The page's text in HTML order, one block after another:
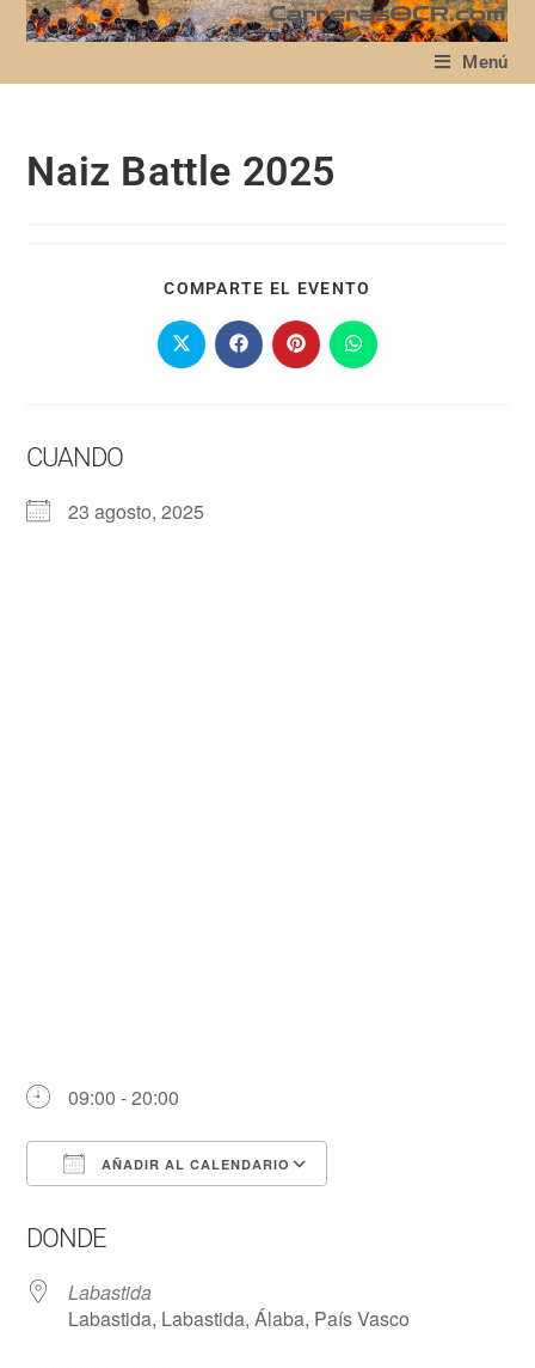
Menú
Naiz Battle 2025
COMPARTE EL EVENTO
CUANDO
23 agosto, 2025
09:00 - 20:00
AÑADIR AL CALENDARIO
DONDE
Labastida
Labastida, Labastida, Álaba, País Vasco